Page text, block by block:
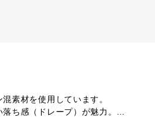
素材を使用しています。
ち感（ドレープ）が魅力。